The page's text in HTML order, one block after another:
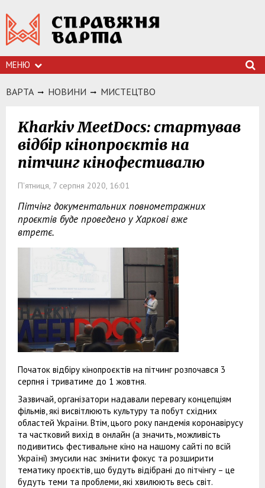
МЕНЮ
ВАРТА НОВИНИ МИСТЕЦТВО
Kharkiv MeetDocs: стартував
відбір кінопроєктів на
пітчинг кінофестивалю
П'ятниця, 7 серпня 2020, 16:01
Пітчінг документальних повнометражних
проєктів буде проведено у Харкові вже
втретє.
Початок відбіру кінопроєктів на пітчинг розпочався 3
серпня і триватиме до 1 жовтня.
Зазвичай, організатори надавали перевагу концепціям
фільмів, які висвітлюють культуру та побут східних
областей України. Втім, цього року пандемія коронавірусу
та частковий вихід в онлайн (а значить, можливість
подивитись фестивальне кіно на нашому сайті по всій
Україні) змусили нас змінити фокус та розширити
тематику проєктів, що будуть відібрані до пітчінгу – це
будуть теми та проблеми, які хвилюють весь світ.